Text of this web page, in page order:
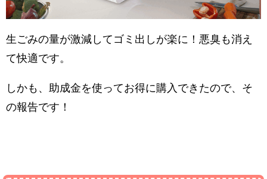
生ごみの量が激減してゴミ出しが楽に！悪臭も消え
て快適です。
しかも、助成金を使ってお得に購入できたので、そ
の報告です！